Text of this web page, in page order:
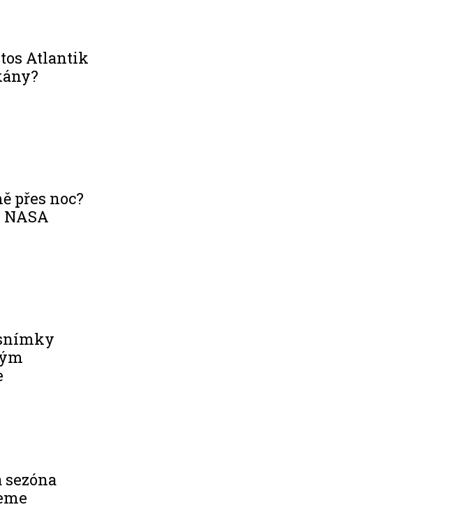
Atlantik
přes noc?